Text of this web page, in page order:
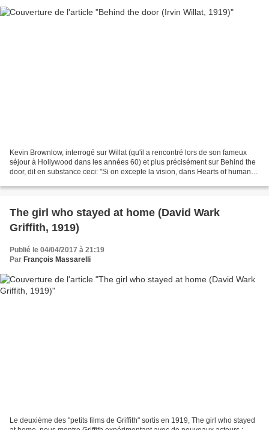
Kevin Brownlow, interrogé sur Willat (qu'il a rencontré lors de son fameux
séjour à Hollywood dans les années 60) et plus précisément sur Behind the
door, dit en substance ceci: "Si on excepte la vision, dans Hearts of humanity
The girl who stayed at home (David Wark
Griffith, 1919)
Publié le 04/04/2017 à 21:19
Par François Massarelli
Le deuxième des "petits films de Griffith" sortis en 1919, The girl who stayed